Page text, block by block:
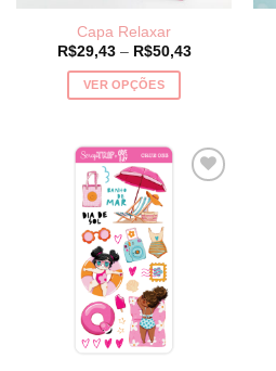
do
produto
Capa Relaxar
R$29,43 – R$50,43Price
VER OPÇÕES
tem
várias
variantes.
As
opções
podem
ser
escolhidas
na